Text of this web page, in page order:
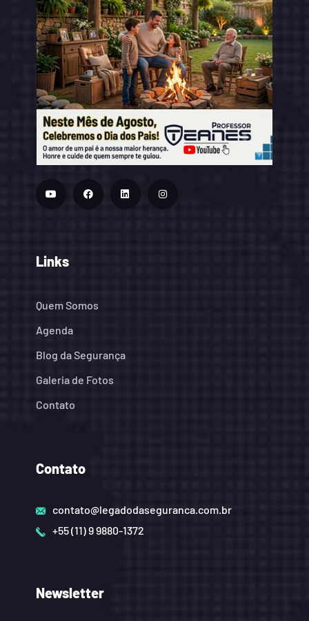
Links
Quem Somos
Agenda
Blog da Segurança
Galeria de Fotos
Contato
Contato
contato@legadodaseguranca.com.br
+55 (11) 9 9880-1372
Newsletter